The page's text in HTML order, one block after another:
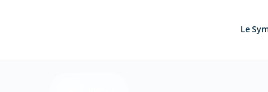
Le